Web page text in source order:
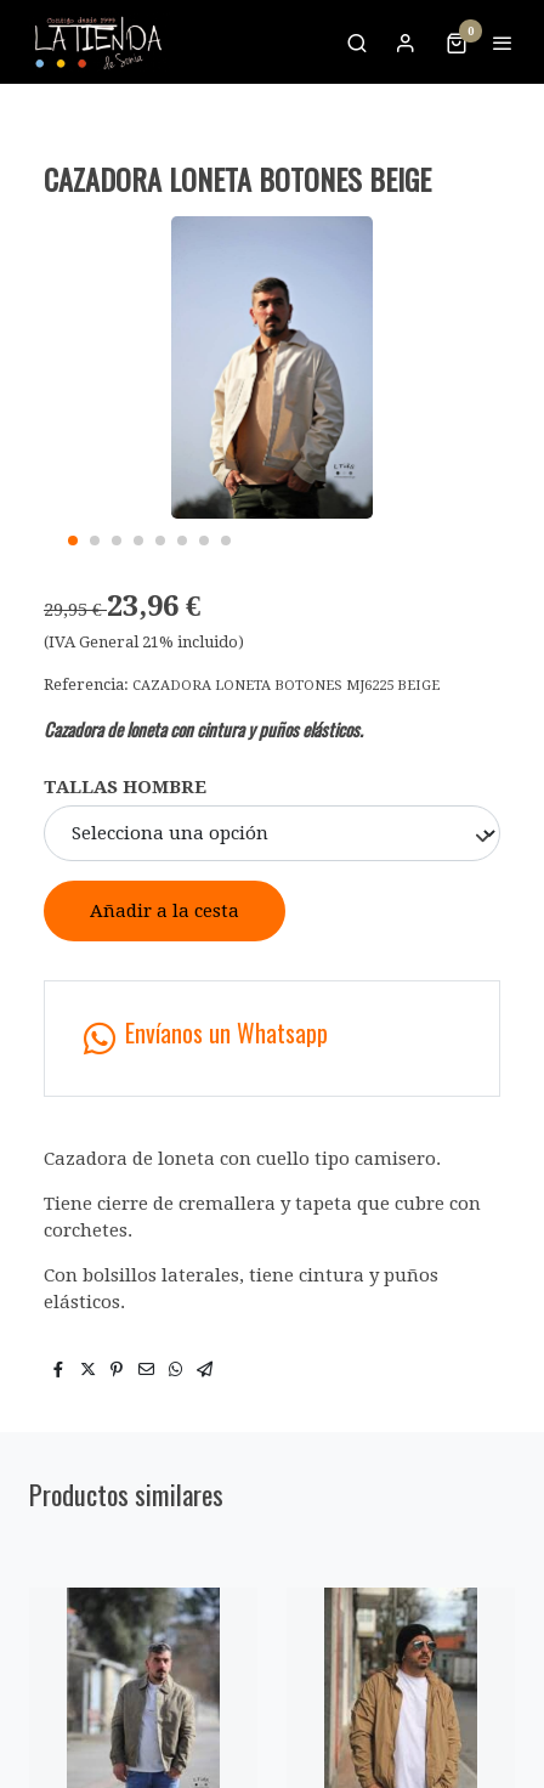
0
CAZADORA LONETA BOTONES BEIGE
29,95 €23,96 €
(IVA General 21% incluido)
Referencia: CAZADORA LONETA BOTONES MJ6225 BEIGE
Cazadora de loneta con cintura y puños elásticos.
TALLAS HOMBRE
Añadir a la cesta
Envíanos un Whatsapp
Cazadora de loneta con cuello tipo camisero.
Tiene cierre de cremallera y tapeta que cubre con
corchetes.
Con bolsillos laterales, tiene cintura y puños
elásticos.
Productos similares